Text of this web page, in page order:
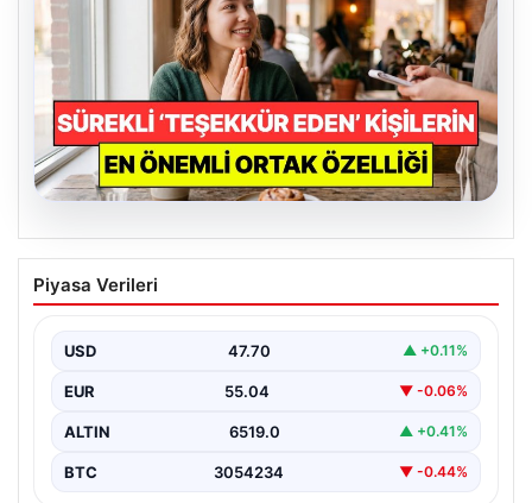
Psikolojiye Göre Sürekli Teşekkür Eden
Kişilerin Önemli Ortak Noktası
ifadesini kullanmak, ilk bakışta yalnızca temel bir
nezaket kuralı…
Piyasa Verileri
USD 47.70 ▲ +0.11%
EUR 55.04 ▼ -0.06%
ALTIN 6519.0 ▲ +0.41%
BTC 3054234 ▼ -0.44%